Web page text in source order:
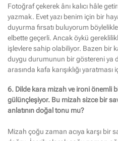
Fotoğraf çekerek ânı kalıcı hâle
yazmak. Evet yazı benim için bir
duyurma fırsatı buluyorum
elbette geçerli. Ancak öykü
işlevlere sahip olabiliyor. Bazen bir
duygu durumunun bir göstereni ya
arasında kafa karışıklığı
6. Dilde kara mizah ve ironi önemli
gülünçleşiyor. Bu mizah sizce bir
anlatının doğal tonu mu?
Mizah çoğu zaman acıya karşı bir